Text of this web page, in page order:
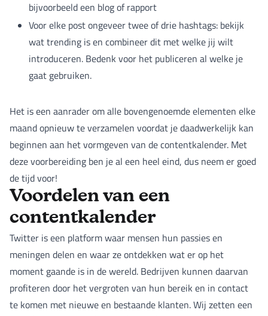
bijvoorbeeld een blog of rapport
Voor elke post ongeveer twee of drie hashtags: bekijk
wat trending is en combineer dit met welke jij wilt
introduceren. Bedenk voor het publiceren al welke je
gaat gebruiken.
Het is een aanrader om alle bovengenoemde elementen elke
maand opnieuw te verzamelen voordat je daadwerkelijk kan
beginnen aan het vormgeven van de contentkalender. Met
deze voorbereiding ben je al een heel eind, dus neem er goed
de tijd voor!
Voordelen van een
contentkalender
Twitter is een platform waar mensen hun passies en
meningen delen en waar ze ontdekken wat er op het
moment gaande is in de wereld. Bedrijven kunnen daarvan
profiteren door het vergroten van hun bereik en in contact
te komen met nieuwe en bestaande klanten. Wij zetten een